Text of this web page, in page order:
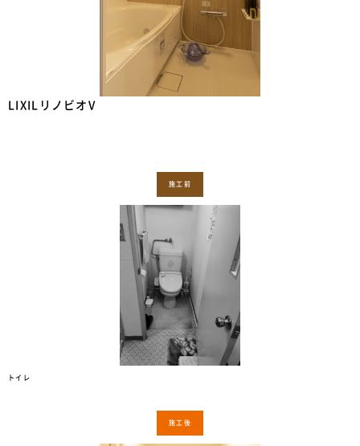
LIXILリノビオV
施工前
トイレ
施工後